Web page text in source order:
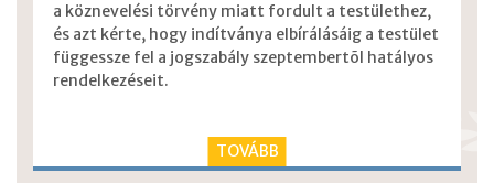
a köznevelési törvény miatt fordult a testülethez,
és azt kérte, hogy indítványa elbírálásáig a testület
függessze fel a jogszabály szeptembertõl hatályos
rendelkezéseit.
TOVÁBB